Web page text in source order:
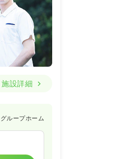
施設詳細
グループホーム